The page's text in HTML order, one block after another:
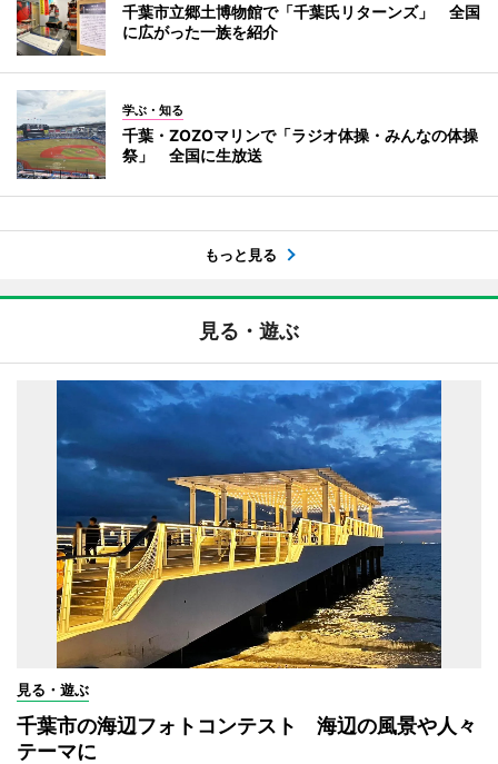
千葉市立郷土博物館で「千葉氏リターンズ」 全国
に広がった一族を紹介
学ぶ・知る
千葉・ZOZOマリンで「ラジオ体操・みんなの体操
祭」 全国に生放送
もっと見る
見る・遊ぶ
見る・遊ぶ
千葉市の海辺フォトコンテスト 海辺の風景や人々
テーマに